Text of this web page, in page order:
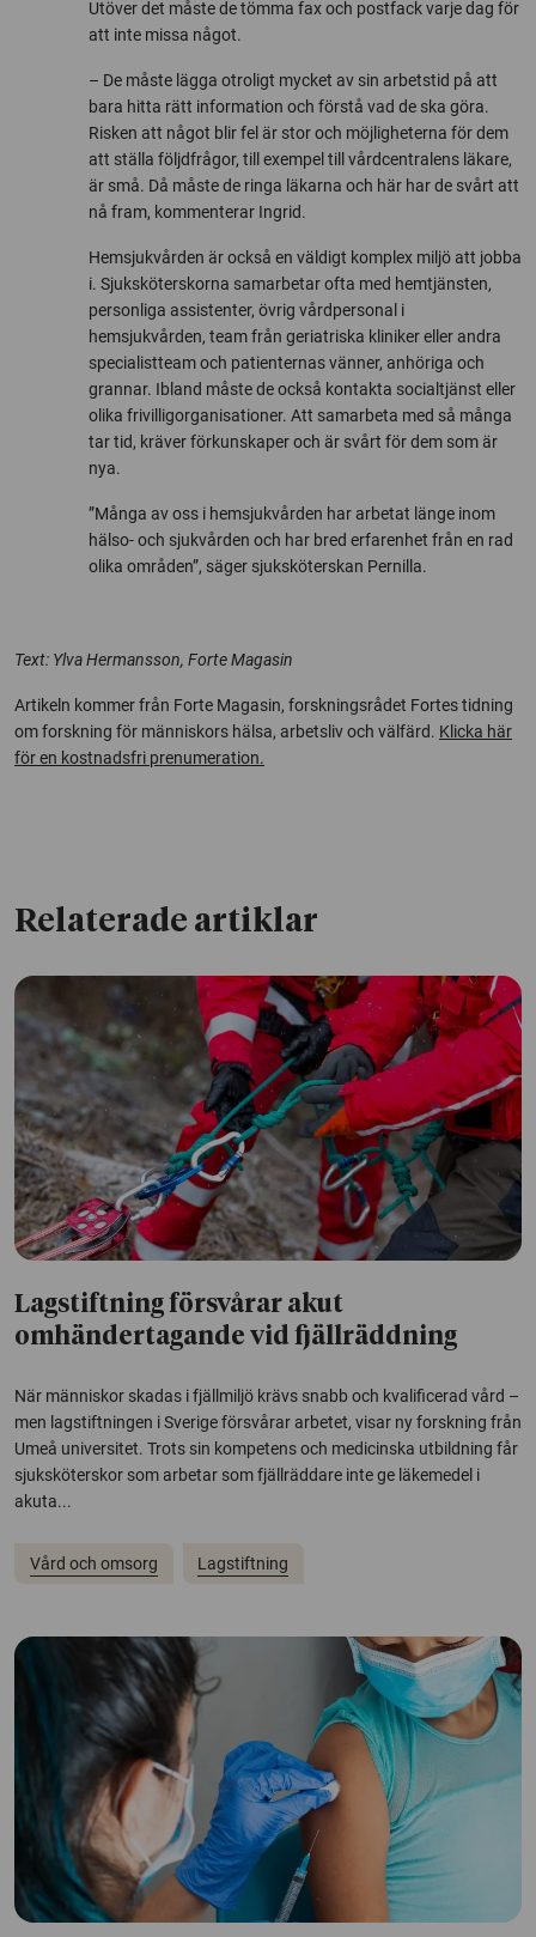
Utöver det måste de tömma fax och postfack varje dag för
att inte missa något.
– De måste lägga otroligt mycket av sin arbetstid på att
bara hitta rätt information och förstå vad de ska göra.
Risken att något blir fel är stor och möjligheterna för dem
att ställa följdfrågor, till exempel till vårdcentralens läkare,
är små. Då måste de ringa läkarna och här har de svårt att
nå fram, kommenterar Ingrid.
Hemsjukvården är också en väldigt komplex miljö att jobba
i. Sjuksköterskorna samarbetar ofta med hemtjänsten,
personliga assistenter, övrig vårdpersonal i
hemsjukvården, team från geriatriska kliniker eller andra
specialistteam och patienternas vänner, anhöriga och
grannar. Ibland måste de också kontakta socialtjänst eller
olika frivilligorganisationer. Att samarbeta med så många
tar tid, kräver förkunskaper och är svårt för dem som är
nya.
”Många av oss i hemsjukvården har arbetat länge inom
hälso- och sjukvården och har bred erfarenhet från en rad
olika områden”, säger sjuksköterskan Pernilla.
Text: Ylva Hermansson, Forte Magasin
Artikeln kommer från Forte Magasin, forskningsrådet Fortes tidning
om forskning för människors hälsa, arbetsliv och välfärd. Klicka här
för en kostnadsfri prenumeration.
Relaterade artiklar
Lagstiftning försvårar akut
omhändertagande vid fjällräddning
När människor skadas i fjällmiljö krävs snabb och kvalificerad vård –
men lagstiftningen i Sverige försvårar arbetet, visar ny forskning från
Umeå universitet. Trots sin kompetens och medicinska utbildning får
sjuksköterskor som arbetar som fjällräddare inte ge läkemedel i
akuta...
Vård och omsorg Lagstiftning